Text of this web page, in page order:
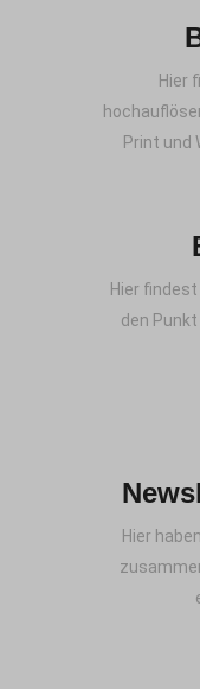
Hier
Print und
Hier
den
Hier